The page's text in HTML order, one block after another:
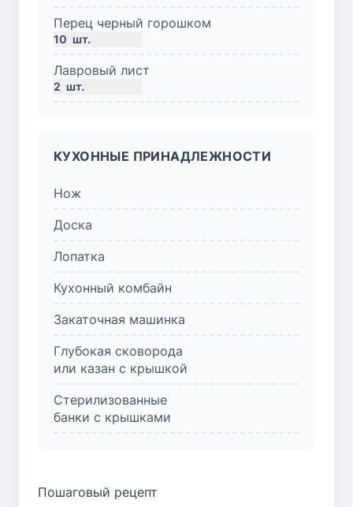
Перец черный горошком
10 шт.
Лавровый лист
2 шт.
КУХОННЫЕ ПРИНАДЛЕЖНОСТИ
Нож
Доска
Лопатка
Кухонный комбайн
Закаточная машинка
Глубокая сковорода
или казан с крышкой
Стерилизованные
банки с крышками
Пошаговый рецепт